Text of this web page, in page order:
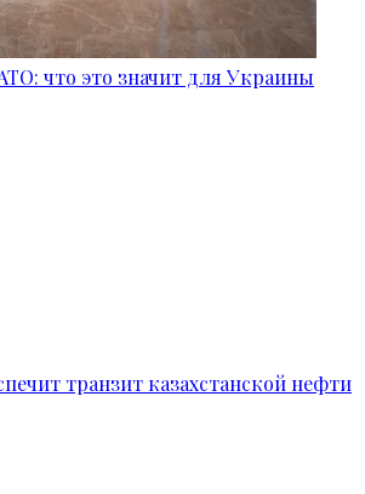
что это значит для Украины
транзит казахстанской нефти